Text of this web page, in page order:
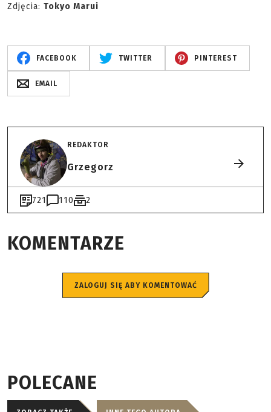
Zdjęcia: Tokyo Marui
FACEBOOK TWITTER PINTEREST
EMAIL
REDAKTOR
Grzegorz
721 110 2
KOMENTARZE
ZALOGUJ SIĘ ABY KOMENTOWAĆ
POLECANE